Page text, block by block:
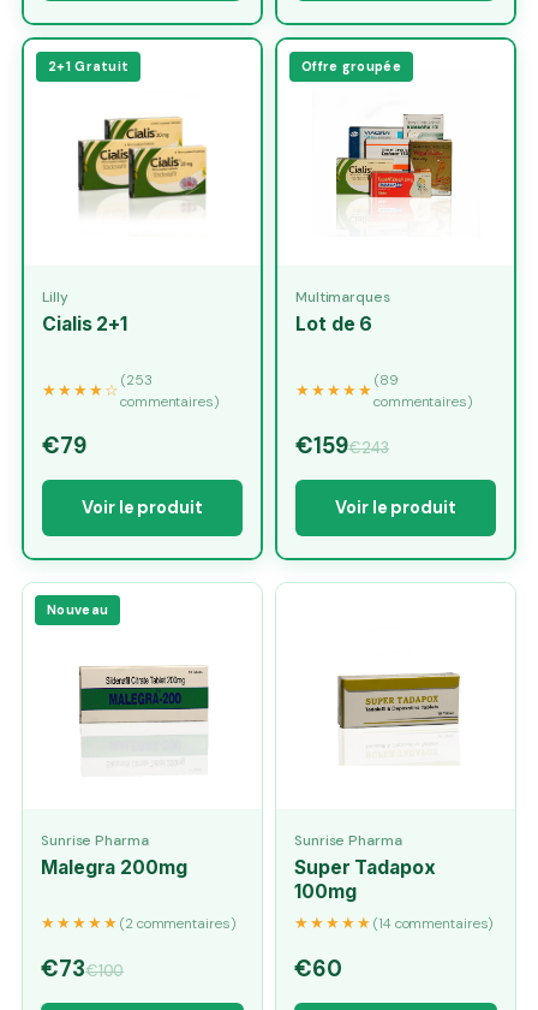
2+1 Gratuit
Lilly
Cialis 2+1
★★★★☆(253
commentaires)
€79
Voir le produit
Offre groupée
Multimarques
Lot de 6
★★★★★(89
commentaires)
€159€243
Voir le produit
Nouveau
Sunrise Pharma
Malegra 200mg
★★★★★(2 commentaires)
€73€100
Sunrise Pharma
Super Tadapox
100mg
★★★★★(14 commentaires)
€60